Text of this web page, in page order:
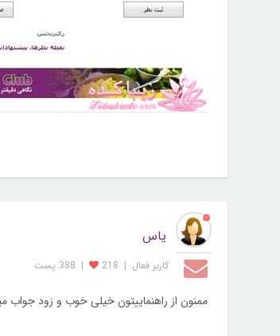
یاس
کاربر فعال |
218
| 388 پست
ممنون از راهنماییتون خیلی خوب و زود جواب